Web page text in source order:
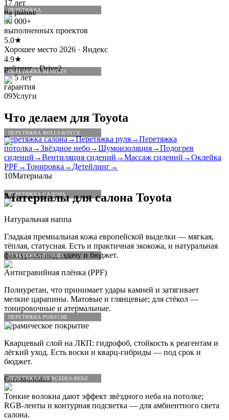
ПЕРЕТЯЖКА
ПЕРЕТЯЖКА BENTLEY
ПЕРЕТЯЖКА ROLLS-ROYCE
ПЕРЕТЯЖКА САЛОНА
ПЕРЕТЯЖКА TOYOTA
ПЕРЕТЯЖКА PORSCHE
ПЕРЕТЯЖКА MERCEDES-BENZ
17 лет
на рынке
30 000+
выполненных проектов
5.0★
Хорошее место 2026 · Яндекс
4.9★
рейтинг · Drive2
до 5 лет
гарантия
09Услуги
Что делаем для Toyota
Перетяжка салона→Перетяжка руля→Перетяжка
потолка→Звёздное небо→Шумоизоляция→Подогрев
сидений →Вентиляция сидений →Массаж сидений →Оклейка
PPF→Тонировка→Детейлинг→
10Материалы
Материалы для салона Toyota
Натуральная наппа
Гладкая премиальная кожа европейской выделки — мягкая,
тёплая, статусная. Есть и практичная экокожа, и натуральная
фактурная: под задачу и бюджет.
Антигравийная плёнка (PPF)
Полиуретан, что принимает удары камней и затягивает
мелкие царапины. Матовые и глянцевые; для стёкол —
тонировочные и атермальные.
Керамическое покрытие
Кварцевый слой на ЛКП: гидрофоб, стойкость к реагентам и
лёгкий уход. Есть воски и кварц-гибриды — под срок и
бюджет.
Оптоволокно
Тонкие волокна дают эффект звёздного неба на потолке;
RGB-ленты и контурная подсветка — для амбиентного света
салона.